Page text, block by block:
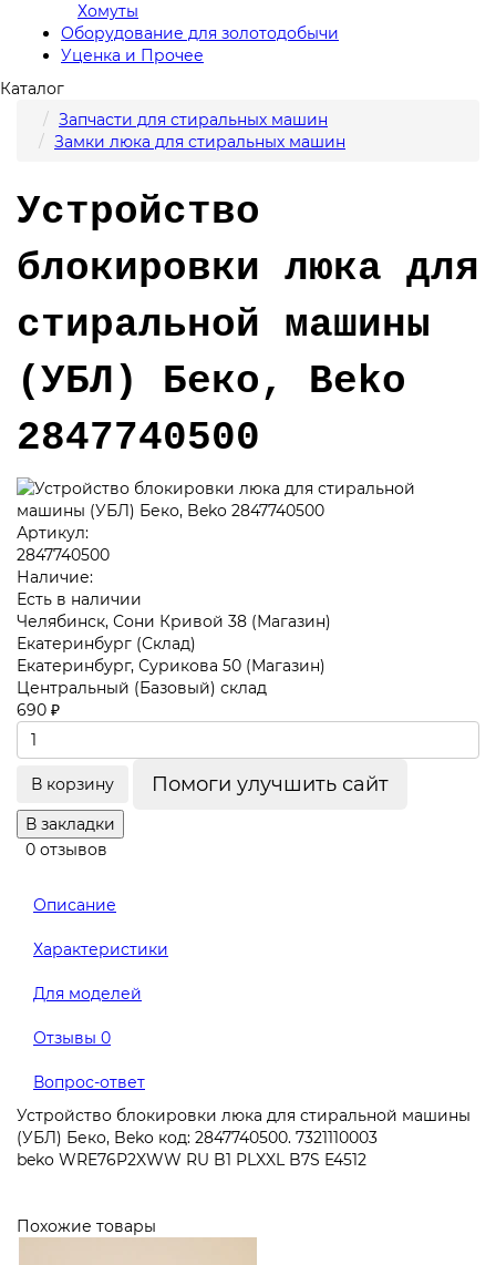
Хомуты
Оборудование для золотодобычи
Уценка и Прочее
Каталог
Запчасти для стиральных машин
Замки люка для стиральных машин
Устройство
блокировки люка для
стиральной машины
(УБЛ) Беко, Beko
2847740500
Артикул:
2847740500
Наличие:
Есть в наличии
Челябинск, Сони Кривой 38 (Магазин)
Екатеринбург (Склад)
Екатеринбург, Сурикова 50 (Магазин)
Центральный (Базовый) склад
690 ₽
В корзину Помоги улучшить сайт
В закладки
0 отзывов
Описание
Характеристики
Для моделей
Отзывы 0
Вопрос-ответ
Устройство блокировки люка для стиральной машины
(УБЛ) Беко, Beko код: 2847740500. 7321110003
beko WRE76P2XWW RU B1 PLXXL B7S E4512
Похожие товары